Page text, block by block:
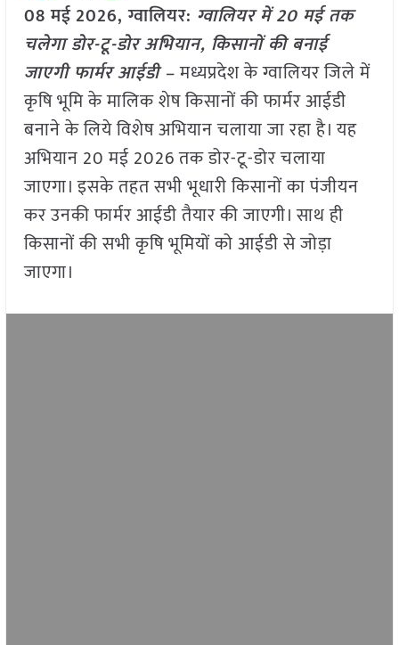
08 मई2026, ग्वालियर: ग्वालियर में 20 मई तक
चलेगा डोर-टू-डोर अभियान, किसानों की बनाई
जाएगी फार्मर आईडी –मध्यप्रदेश के ग्वालियर जिले में
कृषि भूमि के मालिक शेष किसानों की फार्मर आईडी
बनाने के लिये विशेष अभियान चलाया जा रहा है। यह
अभियान 20 मई 2026 तक डोर-टू-डोर चलाया
जाएगा। इसके तहत सभी भूधारी किसानों का पंजीयन
कर उनकी फार्मर आईडी तैयार की जाएगी। साथ ही
किसानों की सभी कृषि भूमियों को आईडी से जोड़ा
जाएगा।